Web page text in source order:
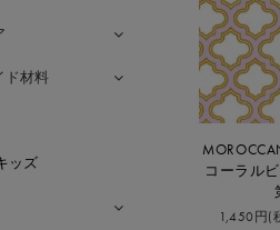
コーラル
1,450円(
ド材料
ッズ